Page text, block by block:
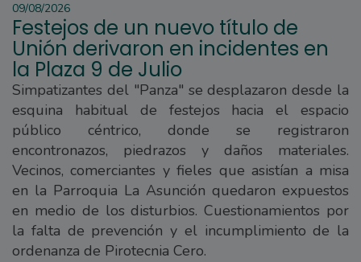
09/08/2026
Festejos de un nuevo título de
Unión derivaron en incidentes en
la Plaza 9 de Julio
Simpatizantes del "Panza" se desplazaron desde la
esquina habitual de festejos hacia el espacio
público céntrico, donde se registraron
encontronazos, piedrazos y daños materiales.
Vecinos, comerciantes y fieles que asistían a misa
en la Parroquia La Asunción quedaron expuestos
en medio de los disturbios. Cuestionamientos por
la falta de prevención y el incumplimiento de la
ordenanza de Pirotecnia Cero.